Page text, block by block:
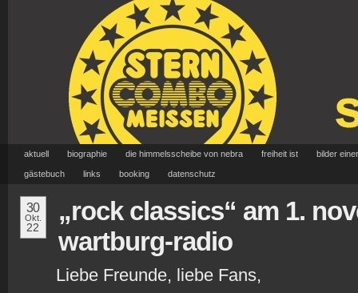
aktuell biographie die himmelsscheibe von nebra freiheit ist bilder
gästebuch links booking datenschutz
30
Okt.
22
„rock classics“ am 1.
wartburg-radio
Liebe Freunde, liebe Fans,